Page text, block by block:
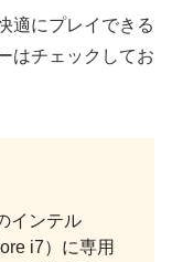
適にプレイできる
はチェックしてお
インテル
i7）に専用